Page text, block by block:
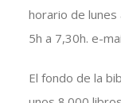
horario de
5h a 7,30h. e-
El fondo de la